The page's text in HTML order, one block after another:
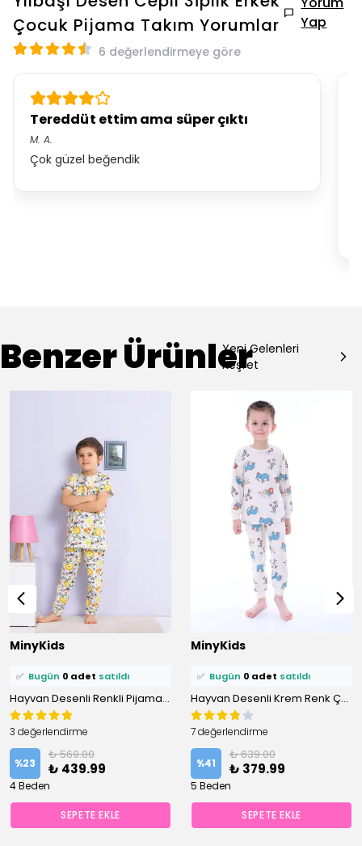
Çocuk Pijama Takım Yorumlar
Yap
6 değerlendirmeye göre
Tereddüt ettim ama süper çıktı
M. A.
Çok güzel beğendik
Benzer ÜrünlerYeni Gelenleri
Keşfet
MinyKids
Bu ürünü2 kişifavoriledi!
1 kişi
✅ Bugün 0 adet satıldı
Hayvan Desenli Renkli Pijama Takımı
3 değerlendirme
%23
₺ 569.00
₺ 439.99
4 Beden
SEPETE EKLE
MinyKids
0 kişi
✅ Bugün 0 adet satıldı
Hayvan Desenli Krem Renk Çocuk Pijama Takımı
7 değerlendirme
%41
₺ 639.00
₺ 379.99
5 Beden
SEPETE EKLE